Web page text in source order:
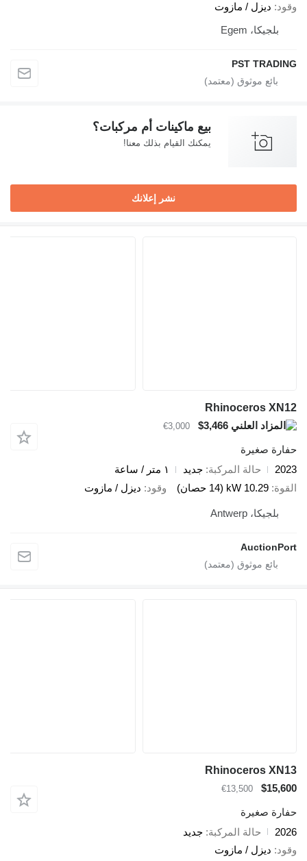
وقود ديزل / مازوت
بلجيكا، Egem
PST TRADING
بيع ماكينات أم مركبات؟
يمكنك القيام بذلك معنا!
نشر إعلانك
Rhinoceros XN12
$3,466
€3,000
حفارة صغيرة
2023
حالة المركبة جديد
١ متر / ساعة
القوة 10.29 kW (14 حصان) وقود ديزل / مازوت
بلجيكا، Antwerp
AuctionPort
Rhinoceros XN13
$15,600
€13,500
حفارة صغيرة
2026
حالة المركبة جديد
وقود ديزل / مازوت